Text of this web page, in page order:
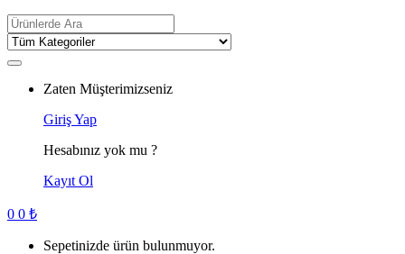
Search
for:
Zaten Müşterimizseniz
Giriş Yap
Hesabınız yok mu ?
Kayıt Ol
0 0 ₺
Sepetinizde ürün bulunmuyor.